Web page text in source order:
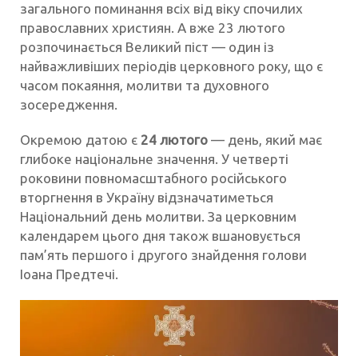
загального поминання всіх від віку спочилих
православних християн. А вже 23 лютого
розпочинається Великий піст — один із
найважливіших періодів церковного року, що є
часом покаяння, молитви та духовного
зосередження.
Окремою датою є 24 лютого — день, який має
глибоке національне значення. У четверті
роковини повномасштабного російського
вторгнення в Україну відзначатиметься
Національний день молитви. За церковним
календарем цього дня також вшановується
пам’ять першого і другого знайдення голови
Іоана Предтечі.